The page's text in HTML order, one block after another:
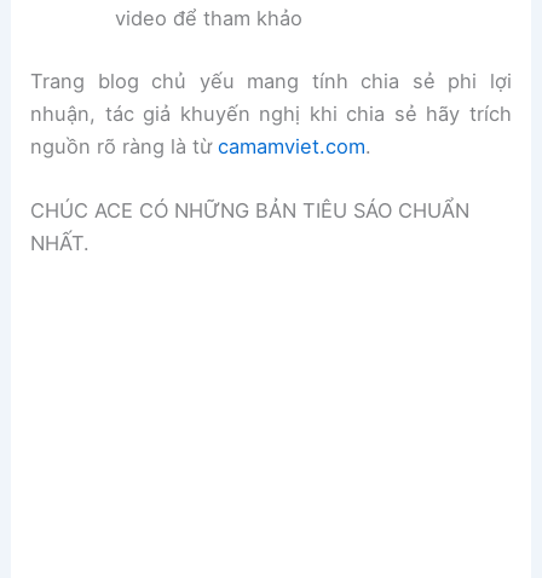
video để tham khảo
Trang blog chủ yếu mang tính chia sẻ phi lợi
nhuận, tác giả khuyến nghị khi chia sẻ hãy trích
nguồn rõ ràng là từcamamviet.com.
CHÚC ACE CÓ NHỮNG BẢN TIÊU SÁO CHUẨN
NHẤT.